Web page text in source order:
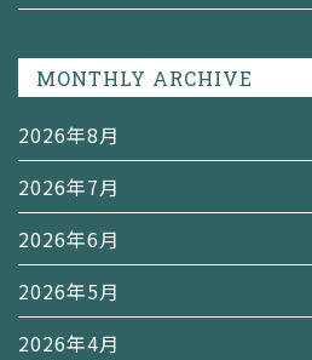
MONTHLY ARCHIVE
2026年8月
2026年7月
2026年6月
2026年5月
2026年4月